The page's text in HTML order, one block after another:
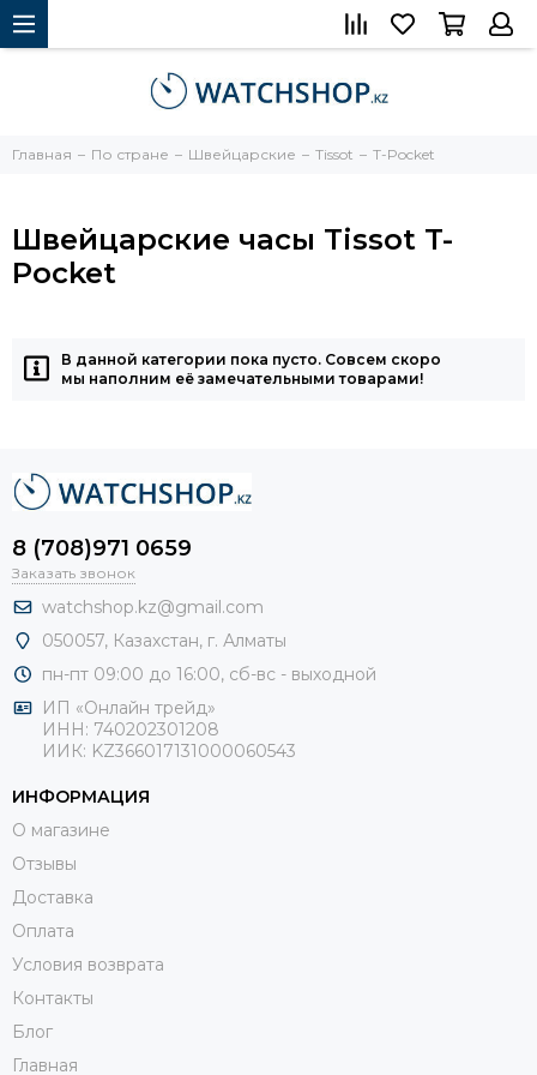
Главная По стране Швейцарские Tissot T-Pocket
Швейцарские часы Tissot T-
Pocket
В данной категории пока пусто. Совсем скоро
мы наполним её замечательными товарами!
8 (708)971 0659
Заказать звонок
watchshop.kz@gmail.com
050057, Казахстан, г. Алматы
пн-пт 09:00 до 16:00, сб-вс - выходной
ИП «Онлайн трейд»
ИНН: 740202301208
ИИК: KZ366017131000060543
ИНФОРМАЦИЯ
О магазине
Отзывы
Доставка
Оплата
Условия возврата
Контакты
Блог
Главная